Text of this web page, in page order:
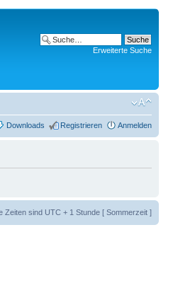
Erweiterte Suche
Downloads Registrieren Anmelden
Zeiten sind UTC + 1 Stunde [ Sommerzeit ]